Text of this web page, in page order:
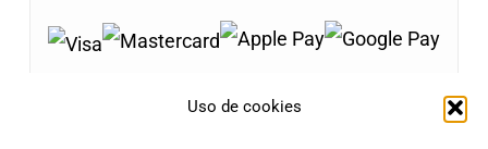
Uso de cookies